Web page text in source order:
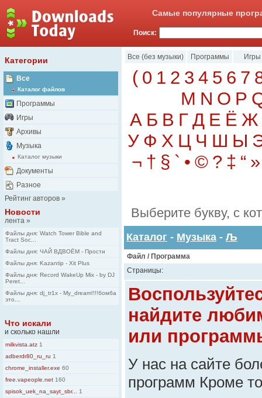
Самые популярные
Поиск:
Категории
Все
Каталог файлов
Программы
Игры
Архивы
Музыка
Каталог музыки
Документы
Разное
Рейтинг авторов »
Новости
лента »
Файлы дня: Watch Tower Bible and
Tract Soc...
Файлы дня: ЧАЙ ВДВОЁМ - Прости
Файлы дня: Kazantip - Xit Plus
Файлы дня: Record WakeUp Mix - by DJ
Peret...
Файлы дня: dj_tr1x - My_dream!!!!бомба
это...
Что искали
и сколько нашли
milkvista.atz 1
adberdr80_ru_ru 1
chrome_installer.exe 60
free.vapeople.net 160
spisok_uek_na_sayt_sbr...
1
Все (без музыки) Программы Игры
( 0 1 2 3 4 5 6 7
M N O P
А Б В Г Д Е Ё Ж
У Ф Х Ц Ч Ш Ы
¬ † § ` • © ? ‡ “ »
Выберите букву, с
Каталог - Музыка - Љ
Файл / Программа
Страницы:
найдите
или
У нас на сайте
программ Кроме